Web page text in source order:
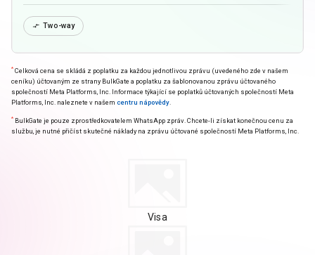
 Two-way
* Celková cena se skládá z poplatku za každou jednotlivou zprávu (uvedeného zde v našem
ceníku) účtovaným ze strany BulkGate a poplatku za šablonovanou zprávu účtovaného
společností Meta Platforms, Inc. Informace týkající se poplatků účtovaných společností Meta
Platforms, Inc. naleznete v našem centru nápovědy.
* BulkGate je pouze zprostředkovatelem WhatsApp zpráv. Chcete-li získat konečnou cenu za
službu, je nutné přičíst skutečné náklady na zprávu účtované společností Meta Platforms, Inc.
Visa